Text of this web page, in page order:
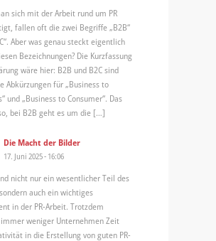
sich mit der Arbeit rund um PR
fallen oft die zwei Begriffe „B2B“
Aber was genau steckt eigentlich
Bezeichnungen? Die Kurzfassung
wäre hier: B2B und B2C sind
Abkürzungen für „Business to
und „Business to Consumer“. Das
bei B2B geht es um die […]
Die Macht der Bilder
17. Juni 2025 - 16:06
nicht nur ein wesentlicher Teil des
auch ein wichtiges
in der PR-Arbeit. Trotzdem
weniger Unternehmen Zeit
in die Erstellung von guten PR-